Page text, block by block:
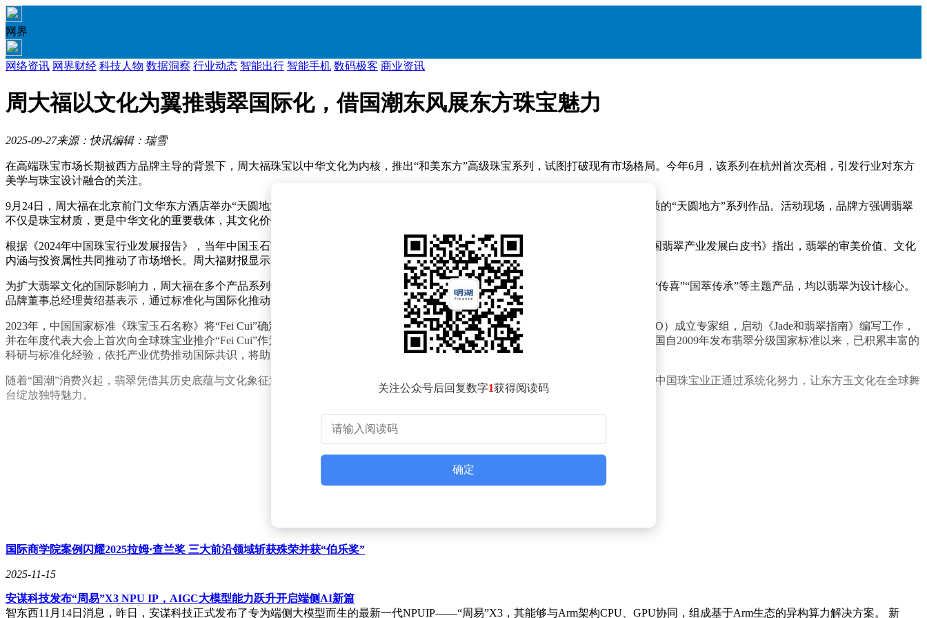
网界
网络资讯 网界财经 科技人物 数据洞察 行业动态 智能出行 智能手机 数码极客 商业资讯
周大福以文化为翼推翡翠国际化，借国潮东风展东方珠宝魅力
2025-09-27来源：快讯编辑：瑞雪
在高端珠宝市场长期被西方品牌主导的背景下，周大福珠宝以中华文化为内核，推出“和美东方”高级珠宝系列，试图打破现有市场格局。今年6月，该系列在杭州首次亮相，引发行业对东方
美学与珠宝设计融合的关注。
9月24日，周大福在北京前门文华东方酒店举办“天圆地方”臻品文化展，通过私人鉴赏会、文化论坛等形式，集中展示以翡翠为核心材质的“天圆地方”系列作品。活动现场，品牌方强调翡翠
不仅是珠宝材质，更是中华文化的重要载体，其文化价值与市场潜力正被重新定义。
根据《2024年中国珠宝行业发展报告》，当年中国玉石市场规模达980亿元，其中翡翠消费成为年轻群体高品质消费的代表。《2024中国翡翠产业发展白皮书》指出，翡翠的审美价值、文化
内涵与投资属性共同推动了市场增长。周大福财报显示，2025年第二季度（4至6月），其翡翠产品销售额同比翻倍，印证了这一趋势。
为扩大翡翠文化的国际影响力，周大福在多个产品系列中应用翡翠元素。例如，与潮牌CLOT、故宫博物院合作推出的联名系列，以及“传喜”“国萃传承”等主题产品，均以翡翠为设计核心。
品牌董事总经理黄绍基表示，通过标准化与国际化推动，翡翠市场有望突破命名混乱、标准不一的瓶颈，实现更透明的交易环境。
2023年，中国国家标准《珠宝玉石名称》将“Fei Cui”确定为翡翠的英文名称，为国际标准化奠定基础。2024年，世界珠宝联合会（CIBJO）成立专家组，启动《Jade和翡翠指南》编写工作，
并在年度代表大会上首次向全球珠宝业推介“Fei Cui”作为国际通用名称。珠宝国检集团技术研发部主任苏隽参与编制工作，她指出，中国自2009年发布翡翠分级国家标准以来，已积累丰富的
科研与标准化经验，依托产业优势推动国际共识，将助力全球消费者理解翡翠的文化价值。
随着“国潮”消费兴起，翡翠凭借其历史底蕴与文化象征意义，逐渐成为高端消费市场的宠儿。行业专家认为，从命名统一到标准制定，中国珠宝业正通过系统化努力，让东方玉文化在全球舞
台绽放独特魅力。
关注公众号后回复数字1获得阅读码
确定
国际商学院案例闪耀2025拉姆·查兰奖 三大前沿领域斩获殊荣并获“伯乐奖”
2025-11-15
安谋科技发布“周易”X3 NPU IP，AIGC大模型能力跃升开启端侧AI新篇
智东西11月14日消息，昨日，安谋科技正式发布了专为端侧大模型而生的最新一代NPUIP——“周易”X3，其能够与Arm架构CPU、GPU协同，组成基于Arm生态的异构算力解决方案。 新